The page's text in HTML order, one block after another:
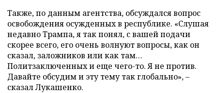
Также, по данным агентства, обсуждался вопрос
освобождения осужденных в республике. «Слушая
недавно Трампа, я так понял, с вашей подачи
скорее всего, его очень волнуют вопросы, как он
сказал, заложников или как там…
Политзаключенных и еще чего-то. Я не против.
Давайте обсудим и эту тему так глобально», –
сказал Лукашенко.